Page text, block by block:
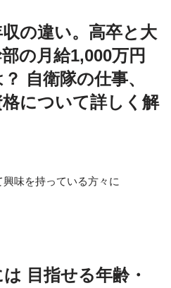
の違い。高卒と大
の月給1,000万円
自衛隊の仕事、
について詳しく解
味を持っている方々に
目指せる年齢・